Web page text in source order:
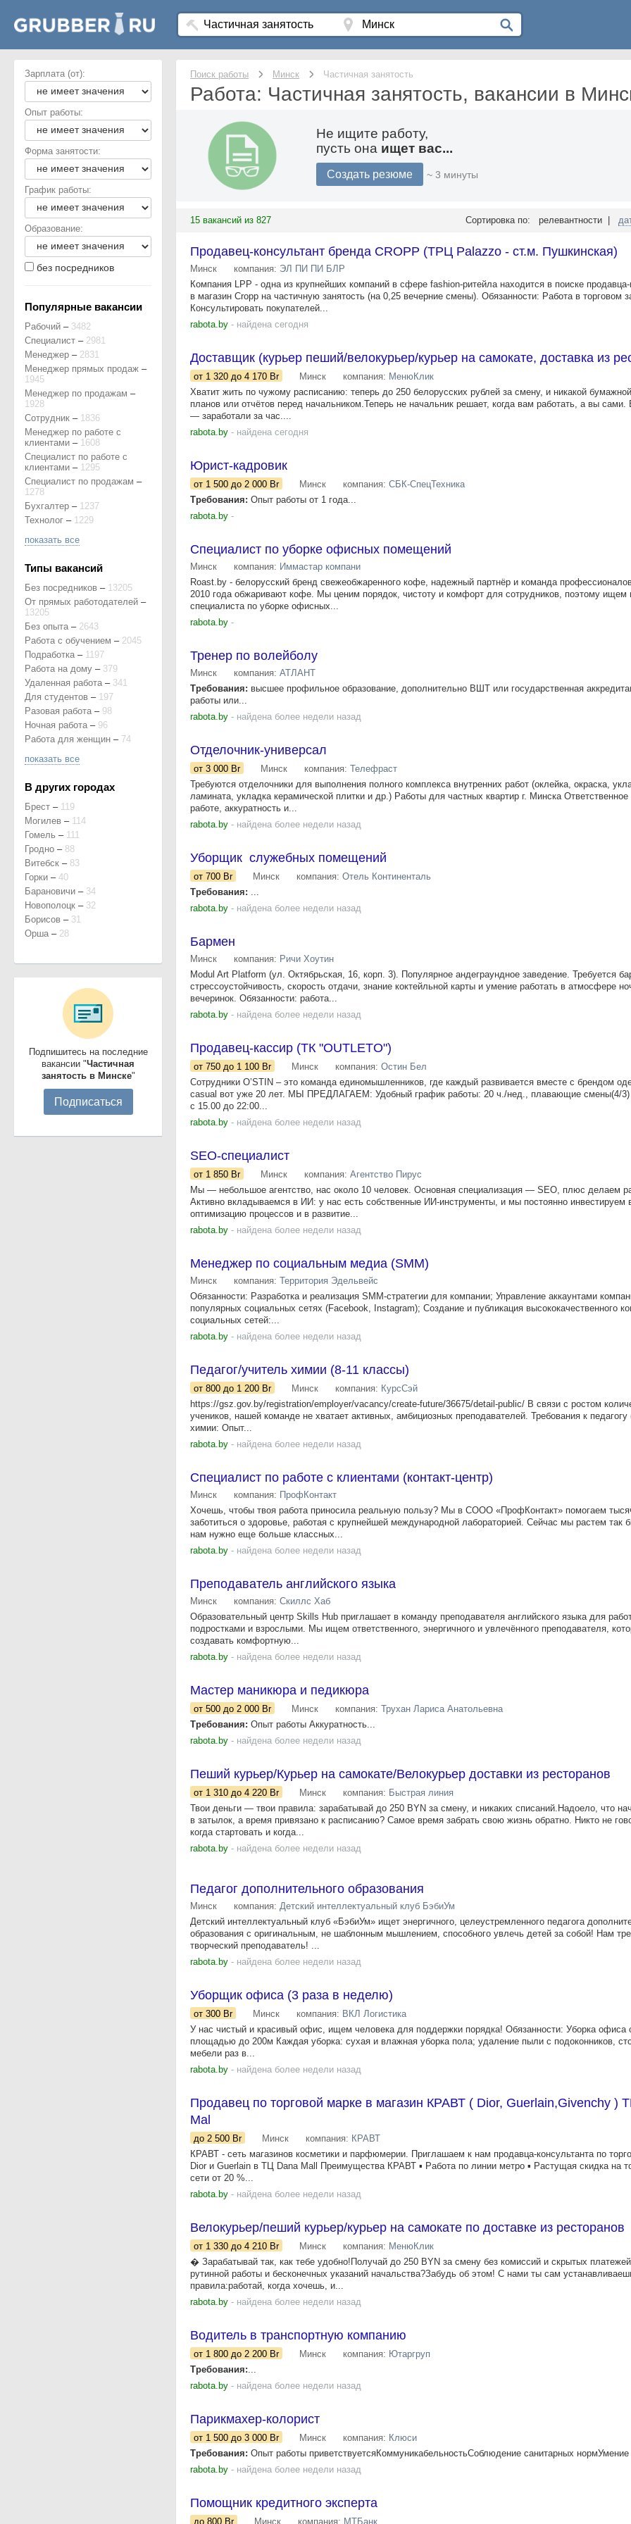
Поиск работы Минск Частичная занятость
Работа: Частичная занятость, вакансии в
Не ищите работу,
пусть она ищет вас...
Создать резюме ~ 3 минуты
15 вакансий из 827 Сортировка по: релевантности |
Продавец-консультант бренда CROPP (ТРЦ Palazzo - ст.м. Пушкинская)
Минск компания: ЭЛ ПИ ПИ БЛР
Компания LPP - одна из крупнейших компаний в сфере fashion-ритейла находится в поиске продавца-
в магазин Cropp на частичную занятость (на 0,25 вечерние смены). Обязанности: Работа в торговом
Консультировать покупателей...
rabota.by - найдена сегодня
Доставщик (курьер пеший/велокурьер/курьер на самокате, доставка из
от 1 320 до 4 170 Br Минск компания: МенюКлик
Хватит жить по чужому расписанию: теперь до 250 белорусских рублей за смену, и никакой
планов или отчётов перед начальником.Теперь не начальник решает, когда вам работать, а вы
— заработали за час....
rabota.by - найдена сегодня
Юрист-кадровик
от 1 500 до 2 000 Br Минск компания: СБК-СпецТехника
Требования: Опыт работы от 1 года...
rabota.by -
Специалист по уборке офисных помещений
Минск компания: Иммастар компани
Roast.by - белорусский бренд свежеобжаренного кофе, надежный партнёр и команда
2010 года обжаривают кофе. Мы ценим порядок, чистоту и комфорт для сотрудников, поэтому ищем
специалиста по уборке офисных...
rabota.by -
Тренер по волейболу
Минск компания: АТЛАНТ
Требования: высшее профильное образование, дополнительно ВШТ или государственная
работы или...
rabota.by - найдена более недели назад
Отделочник-универсал
от 3 000 Br Минск компания: Телефраст
Требуются отделочники для выполнения полного комплекса внутренних работ (оклейка, окраска,
ламината, укладка керамической плитки и др.) Работы для частных квартир г. Минска
работе, аккуратность и...
rabota.by - найдена более недели назад
Уборщик служебных помещений
от 700 Br Минск компания: Отель Континенталь
Требования: ...
rabota.by - найдена более недели назад
Бармен
Минск компания: Ричи Хоутин
Modul Art Platform (ул. Октябрьская, 16, корп. 3). Популярное андеграундное заведение. Требуется
стрессоустойчивость, скорость отдачи, знание коктейльной карты и умение работать в атмосфере
вечеринок. Обязанности: работа...
rabota.by - найдена более недели назад
Продавец-кассир (ТК "OUTLETO")
от 750 до 1 100 Br Минск компания: Остин Бел
Сотрудники O’STIN – это команда единомышленников, где каждый развивается вместе с брендом
casual вот уже 20 лет. МЫ ПРЕДЛАГАЕМ: Удобный график работы: 20 ч./нед., плавающие смены(4/3)
с 15.00 до 22:00...
rabota.by - найдена более недели назад
SEO-специалист
от 1 850 Br Минск компания: Агентство Пирус
Мы — небольшое агентство, нас около 10 человек. Основная специализация — SEO, плюс делаем
Активно вкладываемся в ИИ: у нас есть собственные ИИ-инструменты, и мы постоянно инвестируем
оптимизацию процессов и в развитие...
rabota.by - найдена более недели назад
Менеджер по социальным медиа (SMM)
Минск компания: Территория Эдельвейс
Обязанности: Разработка и реализация SMM-стратегии для компании; Управление аккаунтами
популярных социальных сетях (Facebook, Instagram); Создание и публикация высококачественного
социальных сетей:...
rabota.by - найдена более недели назад
Педагог/учитель химии (8-11 классы)
от 800 до 1 200 Br Минск компания: КурсСэй
https://gsz.gov.by/registration/employer/vacancy/create-future/36675/detail-public/ В связи с ростом
учеников, нашей команде не хватает активных, амбициозных преподавателей. Требования к
химии: Опыт...
rabota.by - найдена более недели назад
Специалист по работе с клиентами (контакт-центр)
Минск компания: ПрофКонтакт
Хочешь, чтобы твоя работа приносила реальную пользу? Мы в СООО «ПрофКонтакт» помогаем
заботиться о здоровье, работая с крупнейшей международной лабораторией. Сейчас мы растем так
нам нужно еще больше классных...
rabota.by - найдена более недели назад
Преподаватель английского языка
Минск компания: Скиллс Хаб
Образовательный центр Skills Hub приглашает в команду преподавателя английского языка для
подростками и взрослыми. Мы ищем ответственного, энергичного и увлечённого преподавателя,
создавать комфортную...
rabota.by - найдена более недели назад
Мастер маникюра и педикюра
от 500 до 2 000 Br Минск компания: Трухан Лариса Анатольевна
Требования: Опыт работы Аккуратность...
rabota.by - найдена более недели назад
Пеший курьер/Курьер на самокате/Велокурьер доставки из ресторанов
от 1 310 до 4 220 Br Минск компания: Быстрая линия
Твои деньги — твои правила: зарабатывай до 250 BYN за смену, и никаких списаний.Надоело, что
в затылок, а время привязано к расписанию? Самое время забрать свою жизнь обратно. Никто не
когда стартовать и когда...
rabota.by - найдена более недели назад
Педагог дополнительного образования
Минск компания: Детский интеллектуальный клуб БэбиУм
Детский интеллектуальный клуб «БэбиУм» ищет энергичного, целеустремленного педагога
образования с оригинальным, не шаблонным мышлением, способного увлечь детей за собой! Нам
творческий преподаватель! ...
rabota.by - найдена более недели назад
Уборщик офиса (3 раза в неделю)
от 300 Br Минск компания: ВКЛ Логистика
У нас чистый и красивый офис, ищем человека для поддержки порядка! Обязанности: Уборка офиса
площадью до 200м Каждая уборка: сухая и влажная уборка пола; удаление пыли с подоконников,
мебели раз в...
rabota.by - найдена более недели назад
Продавец по торговой марке в магазин КРАВТ ( Dior, Guerlain,Givenchy )
Mal
до 2 500 Br Минск компания: КРАВТ
КРАВТ - сеть магазинов косметики и парфюмерии. Приглашаем к нам продавца-консультанта по
Dior и Guerlain в ТЦ Dana Mall Преимущества КРАВТ ▪︎ Работа по линии метро ▪︎ Растущая скидка на
сети от 20 %...
rabota.by - найдена более недели назад
Велокурьер/пеший курьер/курьер на самокате по доставке из ресторанов
от 1 330 до 4 210 Br Минск компания: МенюКлик
� Зарабатывай так, как тебе удобно!Получай до 250 BYN за смену без комиссий и скрытых
рутинной работы и бесконечных указаний начальства?Забудь об этом! С нами ты сам
правила:работай, когда хочешь, и...
rabota.by - найдена более недели назад
Водитель в транспортную компанию
от 1 800 до 2 200 Br Минск компания: Ютаргруп
Требования:...
rabota.by - найдена более недели назад
Парикмахер-колорист
от 1 500 до 3 000 Br Минск компания: Клюси
Требования: Опыт работы приветствуетсяКоммуникабельностьСоблюдение санитарных нормУмение
rabota.by - найдена более недели назад
Помощник кредитного эксперта
до 800 Br Минск компания: МТБанк
Зарплата (от):
Опыт работы:
Форма занятости:
График работы:
Образование:
без посредников
Популярные вакансии
Рабочий – 3482
Специалист – 2981
Менеджер – 2831
Менеджер прямых продаж –
1945
Менеджер по продажам –
1928
Сотрудник – 1836
Менеджер по работе с
клиентами – 1608
Специалист по работе с
клиентами – 1295
Специалист по продажам –
1278
Бухгалтер – 1237
Технолог – 1229
показать все
Типы вакансий
Без посредников – 13205
От прямых работодателей –
13205
Без опыта – 2643
Работа с обучением – 2045
Подработка – 1197
Работа на дому – 379
Удаленная работа – 341
Для студентов – 197
Разовая работа – 98
Ночная работа – 96
Работа для женщин – 74
показать все
В других городах
Брест – 119
Могилев – 114
Гомель – 111
Гродно – 88
Витебск – 83
Горки – 40
Барановичи – 34
Новополоцк – 32
Борисов – 31
Орша – 28
Подпишитесь на последние
вакансии "Частичная
занятость в Минске"
Подписаться